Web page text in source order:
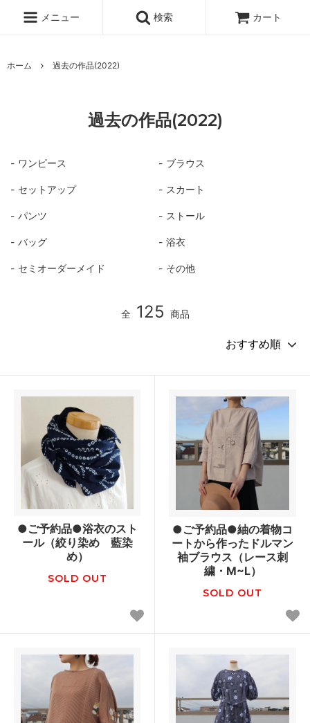
メニュー 検索 カート
ホーム 過去の作品(2022)
過去の作品(2022)
ワンピース ブラウス
セットアップ スカート
パンツ ストール
バッグ 浴衣
セミオーダーメイド その他
全 125 商品
●ご予約品●浴衣のスト
ール（絞り染め 藍染
め）
SOLD OUT
●ご予約品●紬の着物コ
ートから作ったドルマン
袖ブラウス（レース刺
繍・M~L）
SOLD OUT